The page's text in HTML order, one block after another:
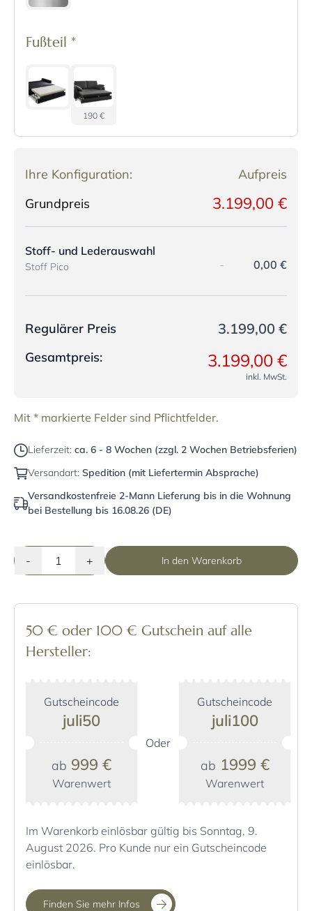
Fußteil *
190 €
Ihre Konfiguration:
Aufpreis
Grundpreis
3.199,00 €
Stoff- und Lederauswahl
Stoff Pico - 0,00 €
Regulärer Preis 3.199,00 €
Gesamtpreis: 3.199,00 €
inkl. MwSt.
Mit * markierte Felder sind Pflichtfelder.
Lieferzeit: ca. 6 - 8 Wochen (zzgl. 2 Wochen Betriebsferien)
Versandart: Spedition (mit Liefertermin Absprache)
Versandkostenfreie 2-Mann Lieferung bis in die Wohnung
bei Bestellung bis 16.08.26 (DE)
- + In den Warenkorb
50 € oder 100 € Gutschein auf alle
Hersteller:
Gutscheincode
juli50
ab 999 €
Warenwert
Oder
Gutscheincode
juli100
ab 1999 €
Warenwert
Im Warenkorb einlösbar gültig bis Sonntag, 9.
August 2026. Pro Kunde nur ein Gutscheincode
einlösbar.
Finden Sie mehr Infos